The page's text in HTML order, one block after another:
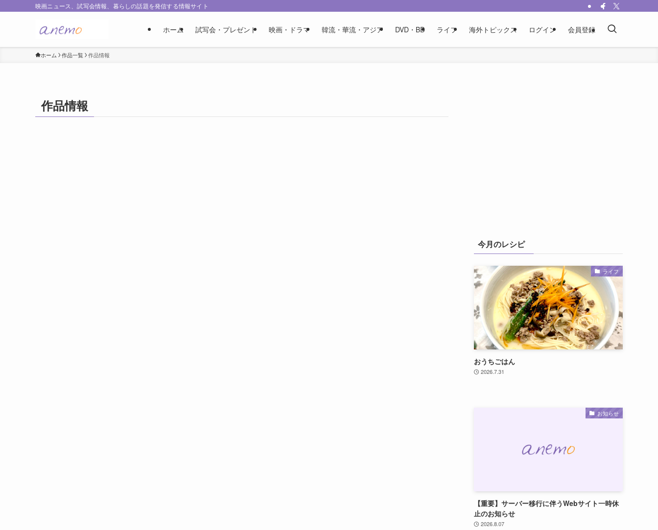
映画ニュース、試写会情報、暮らしの話題を発信する情報サイト
ホーム 試写会・プレゼント 映画・ドラマ 韓流・華流・アジア DVD・BD ライフ 海外トピックス ログイン 会員登録
ホーム 作品一覧 作品情報
作品情報
今月のレシピ
ライフ
おうちごはん
2026.7.31
お知らせ
【重要】サーバー移行に伴うWebサイト一時休
止のお知らせ
2026.8.07